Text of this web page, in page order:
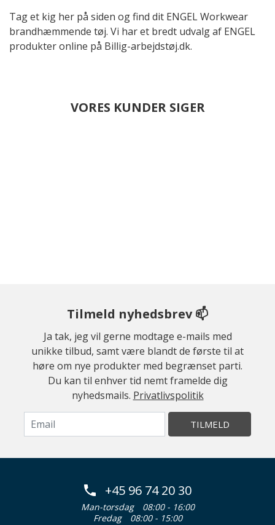
Tag et kig her på siden og find dit ENGEL Workwear
brandhæmmende tøj. Vi har et bredt udvalg af ENGEL
produkter online på Billig-arbejdstøj.dk.
VORES KUNDER SIGER
Tilmeld nyhedsbrev 📫
Ja tak, jeg vil gerne modtage e-mails med
unikke tilbud, samt være blandt de første til at
høre om nye produkter med begrænset parti.
Du kan til enhver tid nemt framelde dig
nyhedsmails. Privatlivspolitik
TILMELD
+45 96 74 20 30
Man-torsdag
08:00 - 16:00
Fredag
08:00 - 15:00